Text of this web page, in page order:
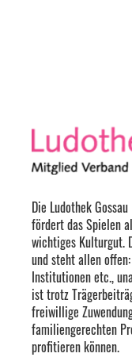
Die Ludothek
fördert das Spielen
wichtiges Kulturgut.
und steht allen
Institutionen etc.,
ist trotz
freiwillige
familiengerechten
profitieren können.